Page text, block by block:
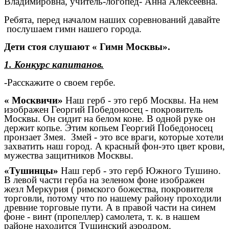
Ребята, перед началом наших соревнований давайте
послушаем гимн нашего города.
Дети стоя слушают « Гимн Москвы».
1. Конкурс капитанов.
-Расскажите о своем гербе.
« Москвичи» Наш герб - это герб Москвы. На нем
изображен Георгий Победоносец - покровитель
Москвы. Он сидит на белом коне. В одной руке он
держит копье. Этим копьем Георгий Победоносец
пронзает Змея. Змей - это все враги, которые хотели
захватить наш город. А красный фон-это цвет крови,
мужества защитников Москвы.
«Тушинцы» Наш герб - это герб Южного Тушино.
В левой части герба на зеленом фоне изображен
жезл Меркурия ( римского божества, покровителя
торговли, потому что по нашему району проходили
древние торговые пути. А в правой части на синем
фоне - винт (пропеллер) самолета, т. к. в нашем
районе находится Тушинский аэродром.